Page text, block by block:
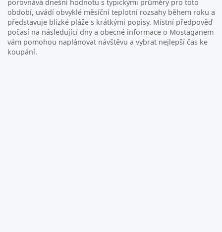
porovnává dnešní hodnotu s typickými průměry pro toto
období, uvádí obvyklé měsíční teplotní rozsahy během roku a
představuje blízké pláže s krátkými popisy. Místní předpověď
počasí na následující dny a obecné informace o Mostaganem
vám pomohou naplánovat návštěvu a vybrat nejlepší čas ke
koupání.